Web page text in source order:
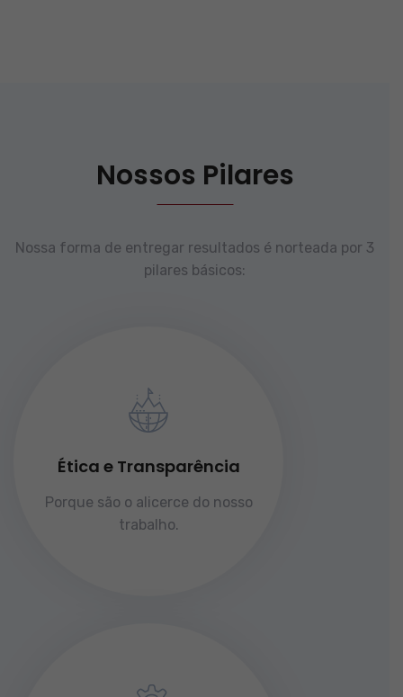
Nossos Pilares
Nossa forma de entregar resultados é norteada por 3
pilares básicos:
Ética e Transparência
Porque são o alicerce do nosso
trabalho.